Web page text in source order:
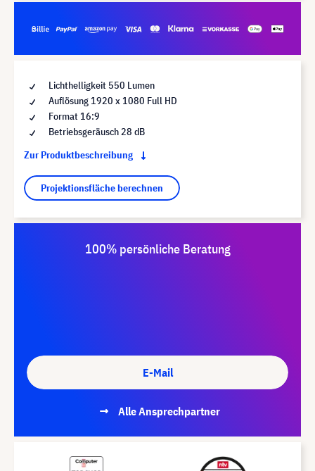
Lichthelligkeit 550 Lumen
Auflösung 1920 x 1080 Full HD
Format 16:9
Betriebsgeräusch 28 dB
Zur Produktbeschreibung
Projektionsfläche berechnen
100% persönliche Beratung
E-Mail
Alle Ansprechpartner